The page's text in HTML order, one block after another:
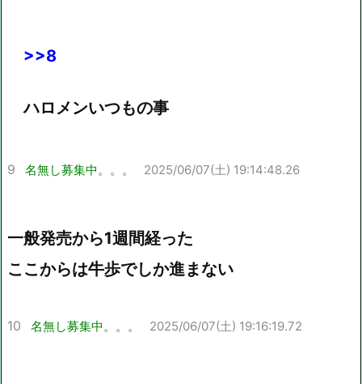
>>8
ハロメンいつもの事
9 名無し募集中。。。 2025/06/07(土) 19:14:48.26
一般発売から1週間経った
ここからは牛歩でしか進まない
10 名無し募集中。。。 2025/06/07(土) 19:16:19.72